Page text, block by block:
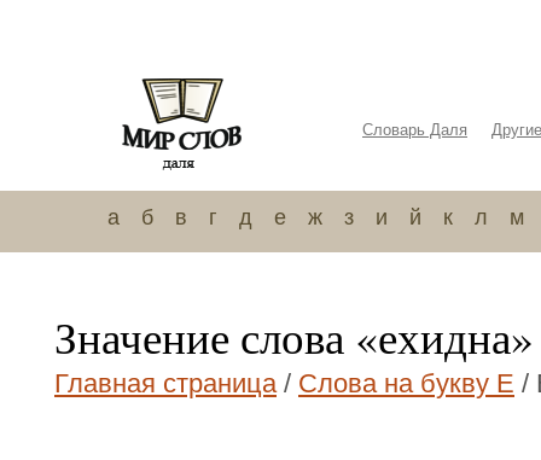
Словарь Даля
а б в г д е ж з и й к л м
Значение слова «ехидна»
Главная страница/ Слова на букву Е /